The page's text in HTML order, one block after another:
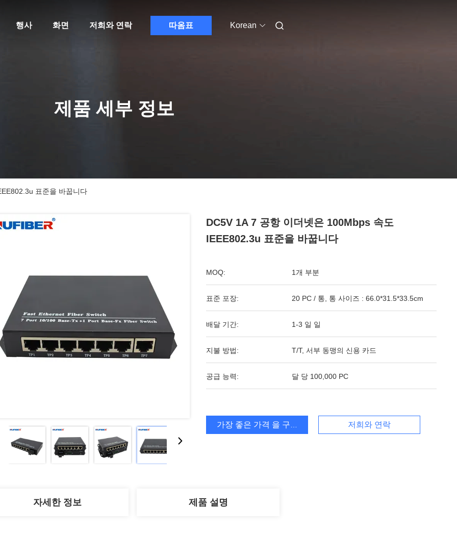
행사 화면 저희와 연락 따옴표 Korean
제품 세부 정보
표준을 바꿉니다
DC5V 1A 7 공항 이더넷은 100Mbps 속도
IEEE802.3u 표준을 바꿉니다
MOQ: 1개 부분
표준 포장: 20 PC / 통, 통 사이즈 : 66.0*31.5*33.5cm
배달 기간: 1-3 일 일
지불 방법: T/T, 서부 동맹의 신용 카드
공급 능력: 달 당 100,000 PC
가장 좋은 가격 을 구하라 저희와 연락
자세한 정보 제품 설명